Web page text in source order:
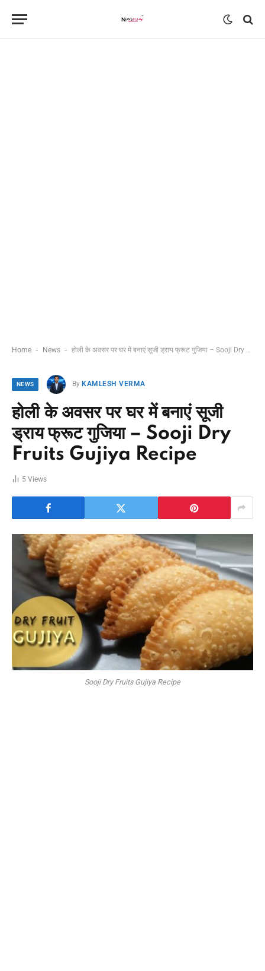
Home - News - होली के अवसर पर घर में बनाएं सूजी ड्राय फ्रूट गुजिया – Sooji Dry Fruits Gujiya Recipe
NEWS By KAMLESH VERMA
होली के अवसर पर घर में बनाएं सूजी
ड्राय फ्रूट गुजिया – Sooji Dry
Fruits Gujiya Recipe
5 Views
Sooji Dry Fruits Gujiya Recipe